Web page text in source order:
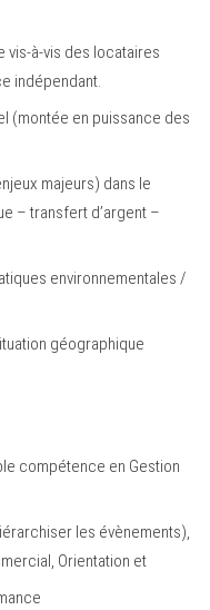
vis-à-vis des locataires
indépendant.
(montée en puissance des
majeurs) dans le
– transfert d’argent –
environnementales /
géographique
compétence en Gestion
les évènements),
Orientation et